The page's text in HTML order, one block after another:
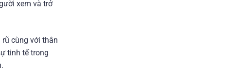
xem và trở
cùng với thân
tinh tế trong